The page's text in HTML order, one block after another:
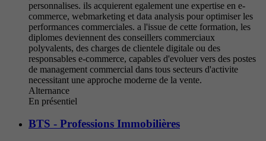
personnalises. ils acquierent egalement une expertise en e-
commerce, webmarketing et data analysis pour optimiser les
performances commerciales. a l'issue de cette formation, les
diplomes deviennent des conseillers commerciaux
polyvalents, des charges de clientele digitale ou des
responsables e-commerce, capables d'evoluer vers des postes
de management commercial dans tous secteurs d'activite
necessitant une approche moderne de la vente.
Alternance
En présentiel
BTS - Professions Immobilières